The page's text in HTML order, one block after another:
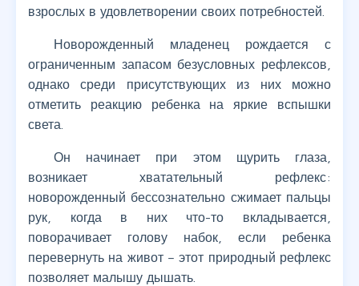
взрослых в удовлетворении своих потребностей.
Новорожденный младенец рождается с
ограниченным запасом безусловных рефлексов,
однако среди присутствующих из них можно
отметить реакцию ребенка на яркие вспышки
света.
Он начинает при этом щурить глаза,
возникает хватательный рефлекс:
новорожденный бессознательно сжимает пальцы
рук, когда в них что-то вкладывается,
поворачивает голову набок, если ребенка
перевернуть на живот – этот природный рефлекс
позволяет малышу дышать.